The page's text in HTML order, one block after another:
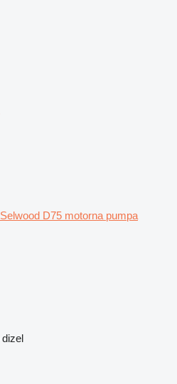
Selwood D75 motorna pumpa
dizel